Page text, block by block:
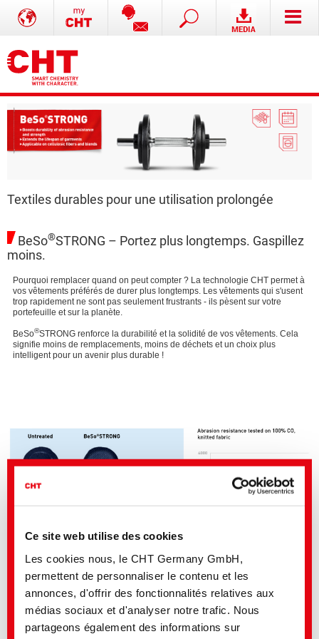
Ce site web utilise des cookies
Les cookies nous, le CHT Germany GmbH,
permettent de personnaliser le contenu et les
annonces, d'offrir des fonctionnalités relatives aux
médias sociaux et d'analyser notre trafic. Nous
partageons également des informations sur
Textiles durables pour une utilisation prolongée
BeSo®STRONG – Portez plus longtemps. Gaspillez
moins.
Pourquoi remplacer quand on peut compter ? La technologie CHT permet à
vos vêtements préférés de durer plus longtemps. Les vêtements qui s'usent
trop rapidement ne sont pas seulement frustrants - ils pèsent sur votre
portefeuille et sur la planète.
BeSo®STRONG renforce la durabilité et la solidité de vos vêtements. Cela
signifie moins de remplacements, moins de déchets et un choix plus
intelligent pour un avenir plus durable !
Meilleure résistance à l'abrasion
Améliore la résistance à l'abrasion et la facilité de couture
Conçu pour améliorer la résistance à la déchirure et à l'éclatement
Conçu pour les fibres cellulosiques et leurs mélanges